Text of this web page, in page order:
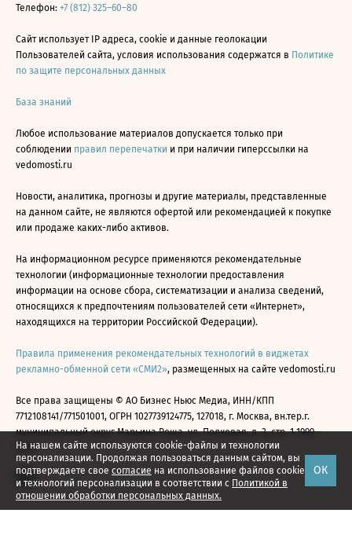
На нашем сайте используются cookie-файлы и технологии
персонализации. Продолжая пользоваться данным сайтом, вы
подтверждаете свое согласие на использование файлов cookie
и технологий персонализации в соответствии с Политикой в
отношении обработки персональных данных.
ОК
Телефон: +7 (812) 325–60–80
Сайт использует IP адреса, cookie и данные геолокации
Пользователей сайта, условия использования содержатся в Политике
по защите персональных данных
База знаний
Любое использование материалов допускается только при
соблюдении правил перепечатки и при наличии гиперссылки на
vedomosti.ru
Новости, аналитика, прогнозы и другие материалы, представленные
на данном сайте, не являются офертой или рекомендацией к покупке
или продаже каких-либо активов.
На информационном ресурсе применяются рекомендательные
технологии (информационные технологии предоставления
информации на основе сбора, систематизации и анализа сведений,
относящихся к предпочтениям пользователей сети «Интернет»,
находящихся на территории Российской Федерации).
Правила применения рекомендательных технологий в виджетах
рекламно-обменной сети «СМИ2», размещенных на сайте vedomosti.ru
Все права защищены © АО Бизнес Ньюс Медиа, ИНН/КПП
7712108141/771501001, ОГРН 1027739124775, 127018, г. Москва, вн.тер.г.
муниципальный округ Марьина Роща, ул. Полковая, д. 3, стр. 1 1999—
2026